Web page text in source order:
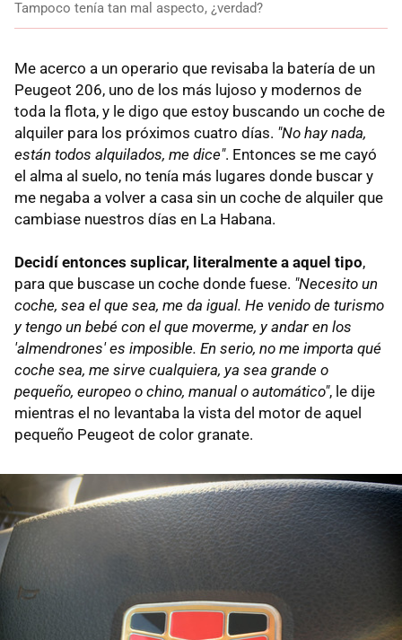
Tampoco tenía tan mal aspecto, ¿verdad?
Me acerco a un operario que revisaba la batería de un
Peugeot 206, uno de los más lujoso y modernos de
toda la flota, y le digo que estoy buscando un coche de
alquiler para los próximos cuatro días. "No hay nada,
están todos alquilados, me dice". Entonces se me cayó
el alma al suelo, no tenía más lugares donde buscar y
me negaba a volver a casa sin un coche de alquiler que
cambiase nuestros días en La Habana.
Decidí entonces suplicar, literalmente a aquel tipo,
para que buscase un coche donde fuese. "Necesito un
coche, sea el que sea, me da igual. He venido de turismo
y tengo un bebé con el que moverme, y andar en los
'almendrones' es imposible. En serio, no me importa qué
coche sea, me sirve cualquiera, ya sea grande o
pequeño, europeo o chino, manual o automático", le dije
mientras el no levantaba la vista del motor de aquel
pequeño Peugeot de color granate.